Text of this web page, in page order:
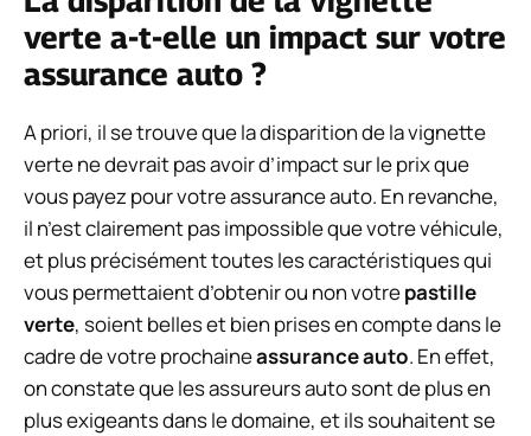
verte a-t-elle un impact sur votre
assurance auto ?
A priori, il se trouve que la disparition de la vignette
verte ne devrait pas avoir d’impact sur le prix que
vous payez pour votre assurance auto. En revanche,
il n’est clairement pas impossible que votre véhicule,
et plus précisément toutes les caractéristiques qui
vous permettaient d’obtenir ou non votrepastille
verte, soient belles et bien prises en compte dans le
cadre de votre prochaineassurance auto. En effet,
on constate que les assureurs auto sont de plus en
plus exigeants dans le domaine, et ils souhaitent se